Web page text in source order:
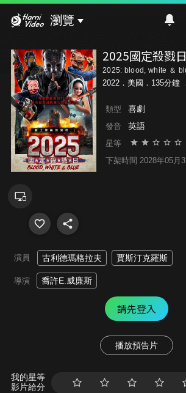
瀏覽
2025國定殺戮日
2025: blood, white ＆
2022．美國．135分鐘
類型 喜劇
發音 英語
星等
下架時間 2028年05月
演員 古利德瑪格拉夫 賈斯汀克羅斯
導演 喬許E.威廉斯
請先登入
播放預告片
我的星等
影片給分